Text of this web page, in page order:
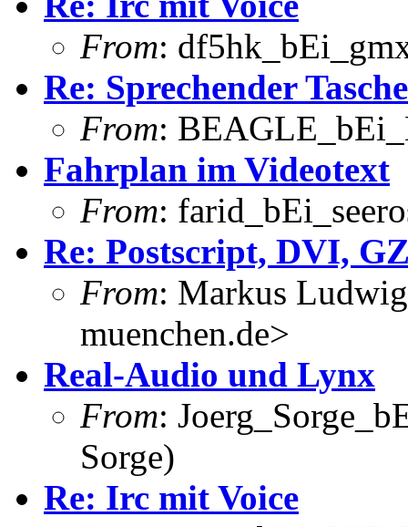
From:
Re: Sprechender
From:
Fahrplan im Videotext
From:
Re: Postscript, DVI,
From: Markus
muenchen.de>
Real-Audio und Lynx
From:
Sorge)
Re: Irc mit Voice